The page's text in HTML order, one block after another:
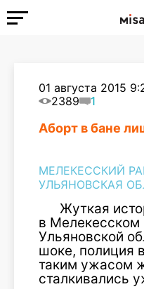
01 августа 2015
2389
1
Аборт в бане
МЕЛЕКЕССКИЙ
УЛЬЯНОВСКАЯ
Жуткая
в Мелекесском
Ульяновской
шоке, полиция
таким ужасом
сталкивались